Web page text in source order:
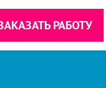
РАБОТУ